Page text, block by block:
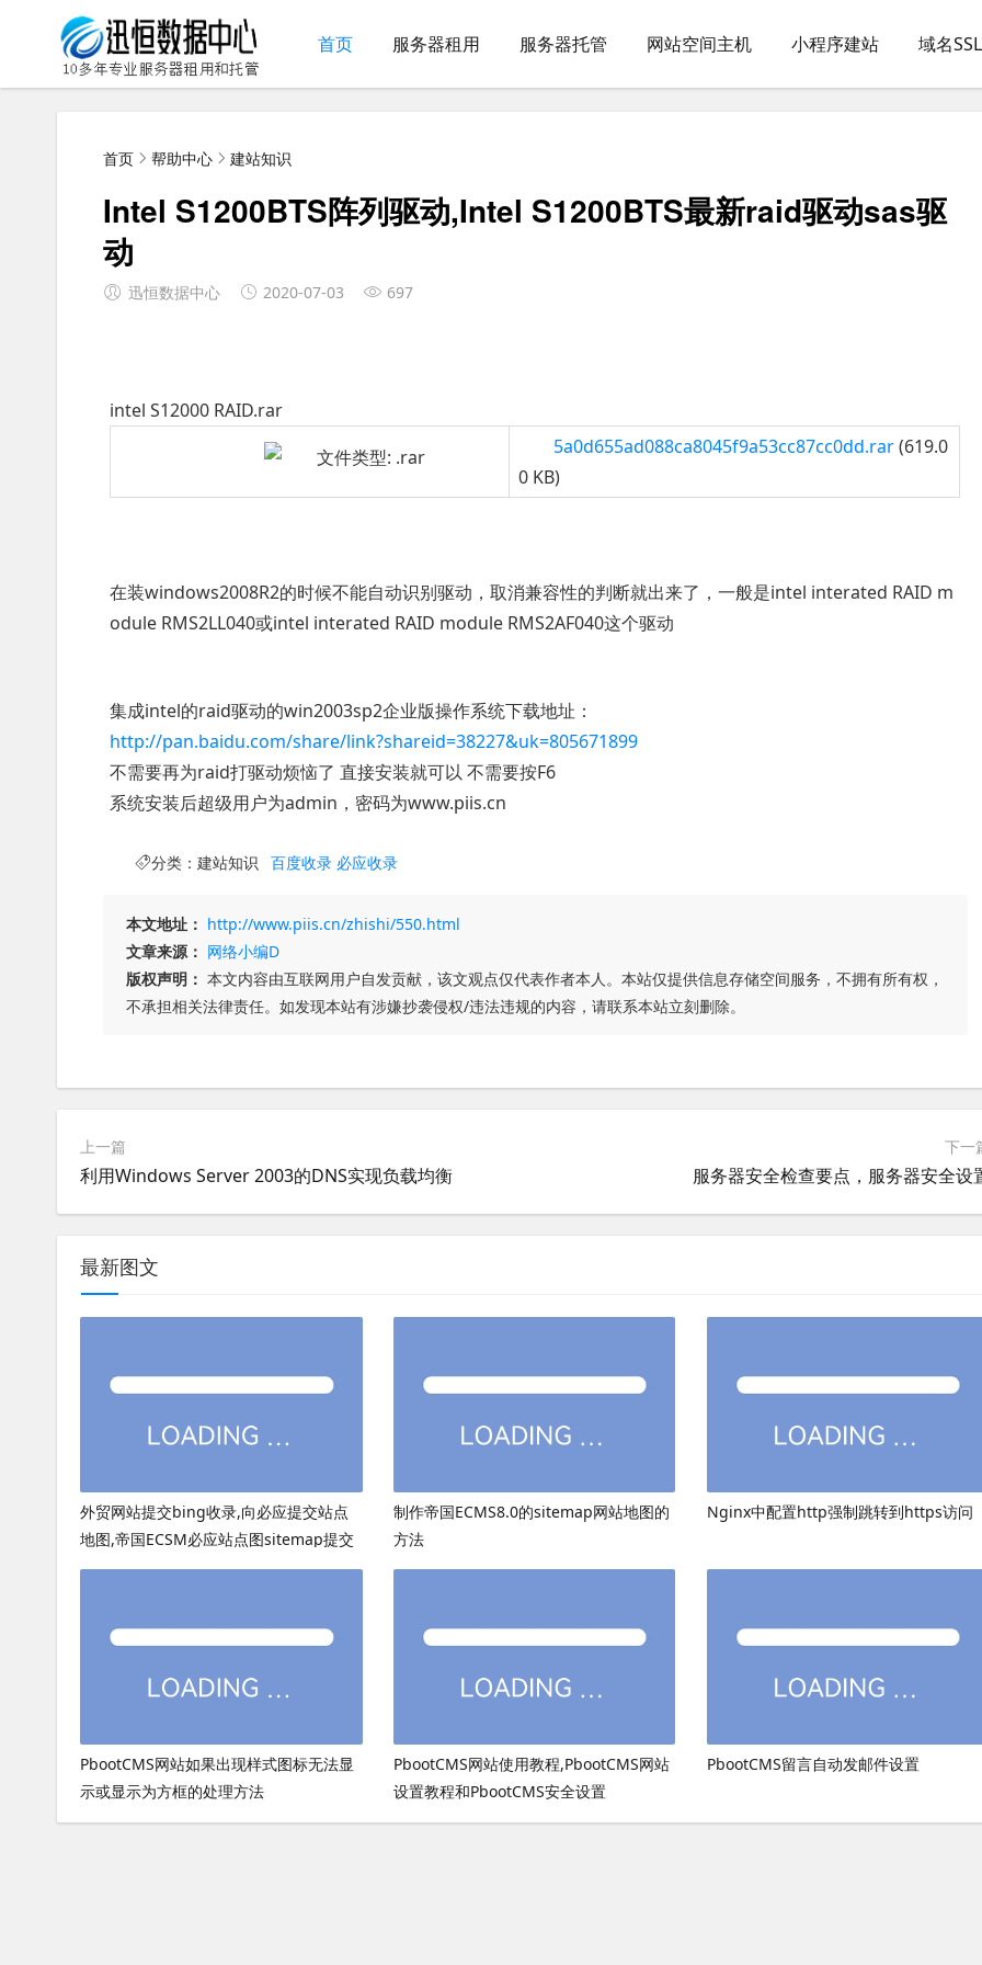
首页 服务器租用 服务器托管 网站空间主机 小程序建站 域名
首页 帮助中心 建站知识
Intel S1200BTS阵列驱动,Intel S1200BTS最新raid驱动sas驱
动
迅恒数据中心 2020-07-03 697
intel S12000 RAID.rar
5a0d655ad088ca8045f9a53cc87cc0dd.rar(619.0
0 KB)
在装windows2008R2的时候不能自动识别驱动，取消兼容性的判断就出来了，一般是intel interated RAID m
odule RMS2LL040或intel interated RAID module RMS2AF040这个驱动
集成intel的raid驱动的win2003sp2企业版操作系统下载地址：
http://pan.baidu.com/share/link?shareid=38227&uk=805671899
不需要再为raid打驱动烦恼了 直接安装就可以 不需要按F6
系统安装后超级用户为admin，密码为www.piis.cn
分类： 建站知识 百度收录 必应收录
本文地址： http://www.piis.cn/zhishi/550.html
文章来源： 网络小编D
版权声明： 本文内容由互联网用户自发贡献，该文观点仅代表作者本人。本站仅提供信息存储空间服务，不拥有所有权，
不承担相关法律责任。如发现本站有涉嫌抄袭侵权/违法违规的内容，请联系本站立刻删除。
上一篇
利用Windows Server 2003的DNS实现负载均衡
下一
服务器安全检查要点，服务器安全设
最新图文
外贸网站提交bing收录,向必应提交站点
地图,帝国ECSM必应站点图sitemap提交
制作帝国ECMS8.0的sitemap网站地图的
方法
Nginx中配置http强制跳转到https访问
PbootCMS网站如果出现样式图标无法显
示或显示为方框的处理方法
PbootCMS网站使用教程,PbootCMS网站
设置教程和PbootCMS安全设置
PbootCMS留言自动发邮件设置